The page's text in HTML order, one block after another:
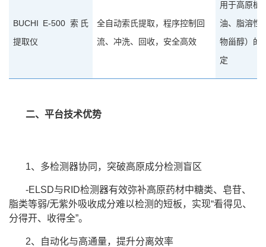
BUCHI E-500 索氏
提取仪
全自动索氏提取，程序控制回
流、冲洗、回收，安全高效
用于高原植
油、脂溶性
物甾醇）的
定
二、平台技术优势
1、 多检测器协同，突破高原成分检测盲区
-ELSD与RID检测器有效弥补高原药材中糖类、皂苷、
脂类等弱/无紫外吸收成分难以检测的短板，实现“看得见、
分得开、收得全”。
2、 自动化与高通量，提升分离效率